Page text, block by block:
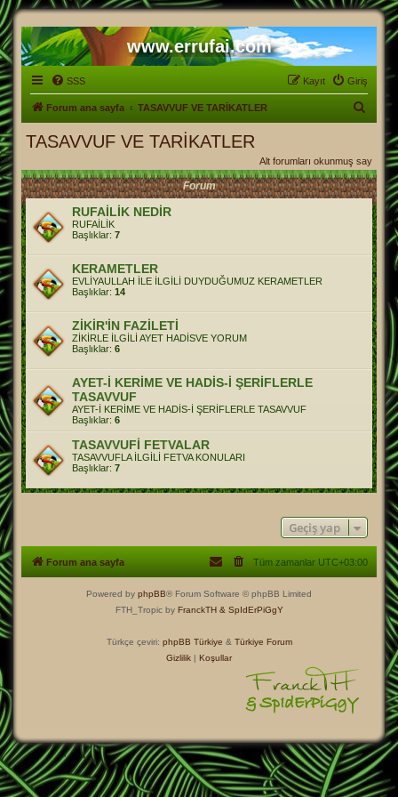
www.errufai.com
SSS Giriş
Kayıt
Forum ana sayfa TASAVVUF VE TARİKATLER
TASAVVUF VE TARİKATLER
Alt forumları okunmuş say
Forum
RUFAİLİK NEDİR
RUFAİLİK
Başlıklar: 7
KERAMETLER
EVLİYAULLAH İLE İLGİLİ DUYDUĞUMUZ KERAMETLER
Başlıklar: 14
ZİKİR'İN FAZİLETİ
ZİKİRLE İLGİLİ AYET HADİSVE YORUM
Başlıklar: 6
AYET-İ KERİME VE HADİS-İ ŞERİFLERLE
TASAVVUF
AYET-İ KERİME VE HADİS-İ ŞERİFLERLE TASAVVUF
Başlıklar: 6
TASAVVUFİ FETVALAR
TASAVVUFLA İLGİLİ FETVA KONULARI
Başlıklar: 7
Geçiş yap
Forum ana sayfa Tüm zamanlar UTC+03:00
Powered by phpBB® Forum Software © phpBB Limited
FTH_Tropic by FranckTH & SpIdErPiGgY
Türkçe çeviri: phpBB Türkiye & Türkiye Forum
Gizlilik | Koşullar